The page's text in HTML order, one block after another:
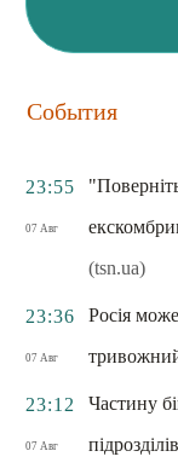
События
23:55
07 Авг
(tsn.ua)
23:36
07 Авг
Росія
23:12
07 Авг
Частину